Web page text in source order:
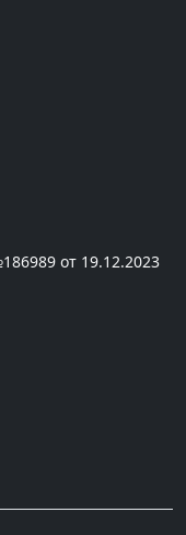
от 19.12.2023